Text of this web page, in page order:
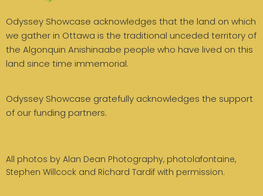
Odyssey Showcase acknowledges that the land on which
we gather in Ottawa is the traditional unceded territory of
the Algonquin Anishinaabe people who have lived on this
land since time immemorial.
Odyssey Showcase gratefully acknowledges the support
of our funding partners.
All photos by Alan Dean Photography, photolafontaine,
Stephen Willcock and Richard Tardif with permission.